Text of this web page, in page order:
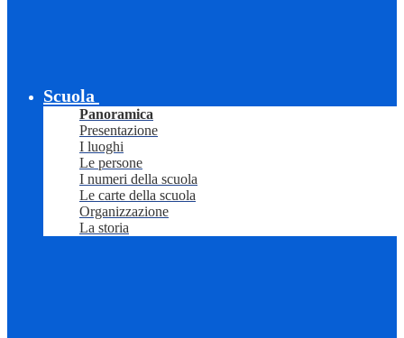
Scuola
Panoramica
Presentazione
I luoghi
Le persone
I numeri della scuola
Le carte della scuola
Organizzazione
La storia